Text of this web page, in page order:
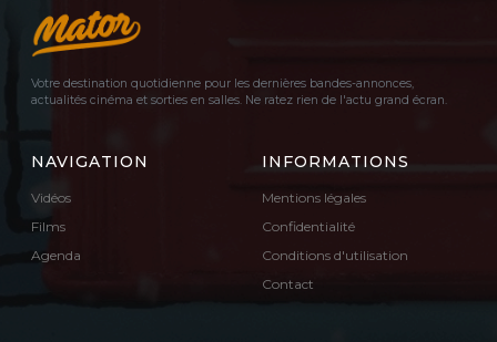
Votre destination quotidienne pour les dernières bandes-annonces,
actualités cinéma et sorties en salles. Ne ratez rien de l'actu grand écran.
NAVIGATION
Vidéos
Films
Agenda
INFORMATIONS
Mentions légales
Confidentialité
Conditions d'utilisation
Contact